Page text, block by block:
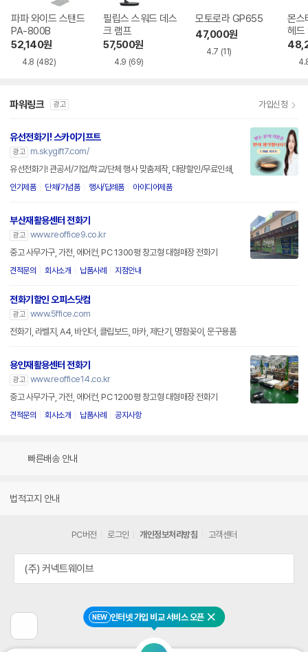
NEW 인터넷 가입 비교 서비스 오픈 닫기
파파 와이드 스탠드
PA-800B
52,140원
4.8 (482)
필립스 스워드 데스
크 램프
57,500원
4.9 (69)
모토로라 GP655
47,000원
4.7 (11)
몬스
헤
드
파워링크 광고 가입신청
유선전화기! 스카이기프트
광고
m.skygift7.com/
유선전화기! 관공서/기업/학교/단체 행사 맞춤제작, 대량할인/무료인쇄,
인기제품 단체/기념품 행사/답례품 아이디어제품
부산재활용센터 전화기
광고 www.reoffice9.co.kr
중고 사무가구, 가전, 에어컨, PC 1300평 창고형 대형매장 전화기
견적문의 회사소개 납품사례 지점안내
전화기할인 오피스닷컴
광고 www.5ffice.com
전화기, 라벨지, A4, 바인더, 클립보드, 마카, 제단기, 명함꽂이, 문구용품
용인재활용센터 전화기
광고 www.reoffice14.co.kr
중고 사무가구, 가전, 에어컨, PC 1200평 창고형 대형매장 전화기
견적문의 회사소개 납품사례 공지사항
빠른배송 안내
법적고지 안내
전
페
PC버전 로그인 개인정보처리방침 고객센터
(주) 커넥트웨이브